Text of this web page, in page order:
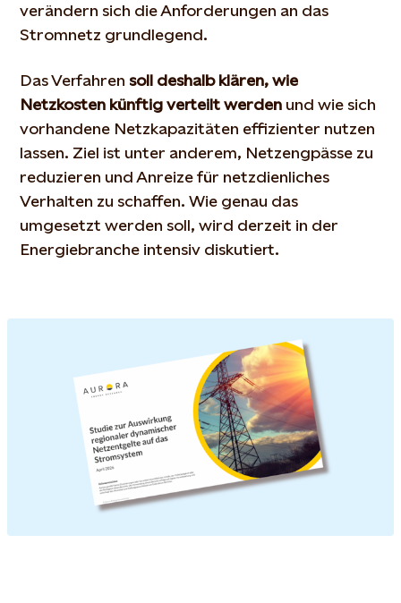
verändern sich die Anforderungen an das
Stromnetz grundlegend.
Das Verfahren soll deshalb klären, wie
Netzkosten künftig verteilt werden und wie sich
vorhandene Netzkapazitäten effizienter nutzen
lassen. Ziel ist unter anderem, Netzengpässe zu
reduzieren und Anreize für netzdienliches
Verhalten zu schaffen. Wie genau das
umgesetzt werden soll, wird derzeit in der
Energiebranche intensiv diskutiert.